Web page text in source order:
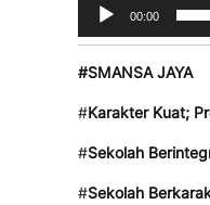
00:00
#SMANSA JAYA
#Karakter Kuat;
#Sekolah
#Sekolah